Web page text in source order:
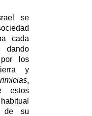
se
cada
dando
los
y
,
estos
de su